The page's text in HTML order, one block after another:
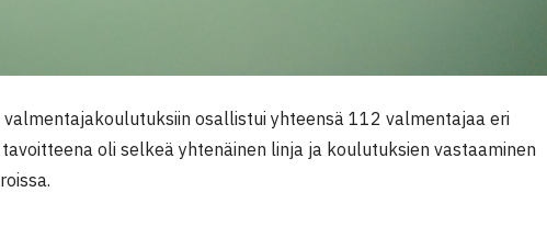
osallistui yhteensä 112 valmentajaa eri
oli selkeä yhtenäinen linja ja koulutuksien vastaaminen